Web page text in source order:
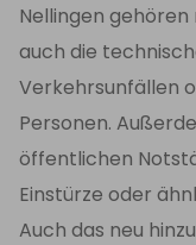
Nellingen
auch die
Verkehrsunfällen
Personen.
öffentlichen
Einstürze oder
Auch das neu